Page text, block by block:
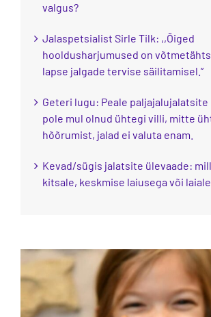
View
Larger
Image
valgus?
Jalaspetsialist Sirle Tilk: ,,Õiged
hooldusharjumused on
lapse jalgade tervise säilitamisel.”
Geteri lugu: Peale
pole mul olnud ühtegi villi, mitte
hõõrumist, jalad ei valuta enam.
Kevad/sügis jalatsite ülevaade:
kitsale, keskmise laiusega või